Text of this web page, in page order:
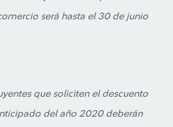
será hasta el 30 de junio
que soliciten el descuento
del año 2020 deberán